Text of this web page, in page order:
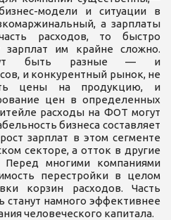
модели и ситуации в
а зарплаты
расходов, то быстро
зарплат им крайне сложно.
быть разные — и
и конкурентный рынок, не
цены на продукцию, и
цен в определенных
расходы на ФОТ могут
бизнеса составляет
зарплат в этом сегменте
секторе, а отток в другие
многими компаниями
перестройки в целом
корзин расходов. Часть
станут намного эффективнее
человеческого капитала.